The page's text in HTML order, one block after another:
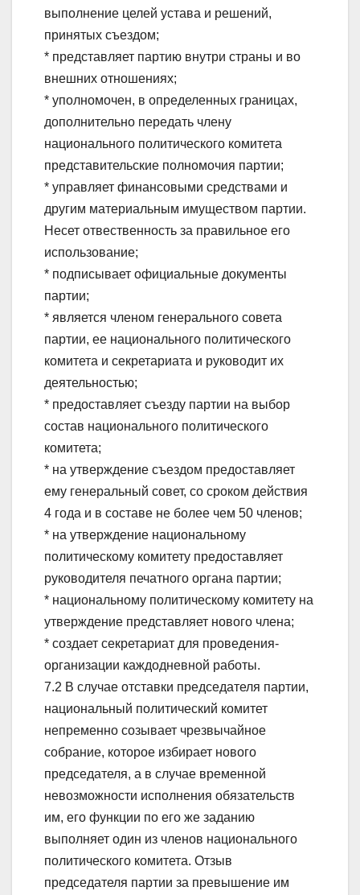
выполнение целей устава и решений,
принятых съездом;
* представляет партию внутри страны и во
внешних отношениях;
* уполномочен, в определенных границах,
дополнительно передать члену
национального политического комитета
представительские полномочия партии;
* управляет финансовыми средствами и
другим материальным имуществом партии.
Несет отвественность за правильное его
использование;
* подписывает официальные документы
партии;
* является членом генерального совета
партии, ее национального политического
комитета и секретариата и руководит их
деятельностью;
* предоставляет съезду партии на выбор
состав национального политического
комитета;
* на утверждение съездом предоставляет
ему генеральный совет, со сроком действия
4 года и в составе не более чем 50 членов;
* на утверждение национальному
политическому комитету предоставляет
руководителя печатного органа партии;
* национальному политическому комитету на
утверждение представляет нового члена;
* создает секретариат для проведения-
организации каждодневной работы.
7.2 В случае отставки председателя партии,
национальный политический комитет
непременно созывает чрезвычайное
собрание, которое избирает нового
председателя, а в случае временной
невозможности исполнения обязательств
им, его функции по его же заданию
выполняет один из членов национального
политического комитета. Отзыв
председателя партии за превышение им